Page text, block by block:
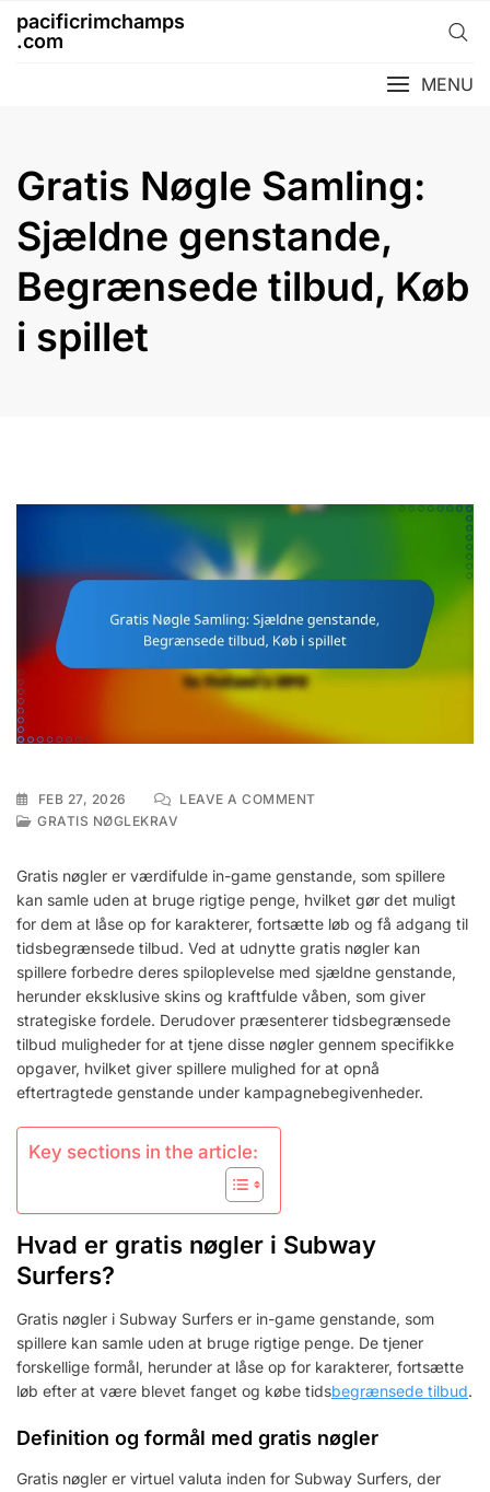
pacificrimchamps
.com
MENU
Gratis Nøgle Samling:
Sjældne genstande,
Begrænsede tilbud, Køb
i spillet
FEB 27, 2026 LEAVE A COMMENTON
SJÆLDNE
GENSTANDE,
BEGRÆNSEDE
TILBUD,
KØB
I
SPILLET
GRATIS NØGLEKRAV
Gratis nøgler er værdifulde in-game genstande, som spillere
kan samle uden at bruge rigtige penge, hvilket gør det muligt
for dem at låse op for karakterer, fortsætte løb og få adgang til
tidsbegrænsede tilbud. Ved at udnytte gratis nøgler kan
spillere forbedre deres spiloplevelse med sjældne genstande,
herunder eksklusive skins og kraftfulde våben, som giver
strategiske fordele. Derudover præsenterer tidsbegrænsede
tilbud muligheder for at tjene disse nøgler gennem specifikke
opgaver, hvilket giver spillere mulighed for at opnå
eftertragtede genstande under kampagnebegivenheder.
Key sections in the article:
Hvad er gratis nøgler i Subway
Surfers?
Gratis nøgler i Subway Surfers er in-game genstande, som
spillere kan samle uden at bruge rigtige penge. De tjener
forskellige formål, herunder at låse op for karakterer, fortsætte
løb efter at være blevet fanget og købe tidsbegrænsede tilbud.
Definition og formål med gratis nøgler
Gratis nøgler er virtuel valuta inden for Subway Surfers, der